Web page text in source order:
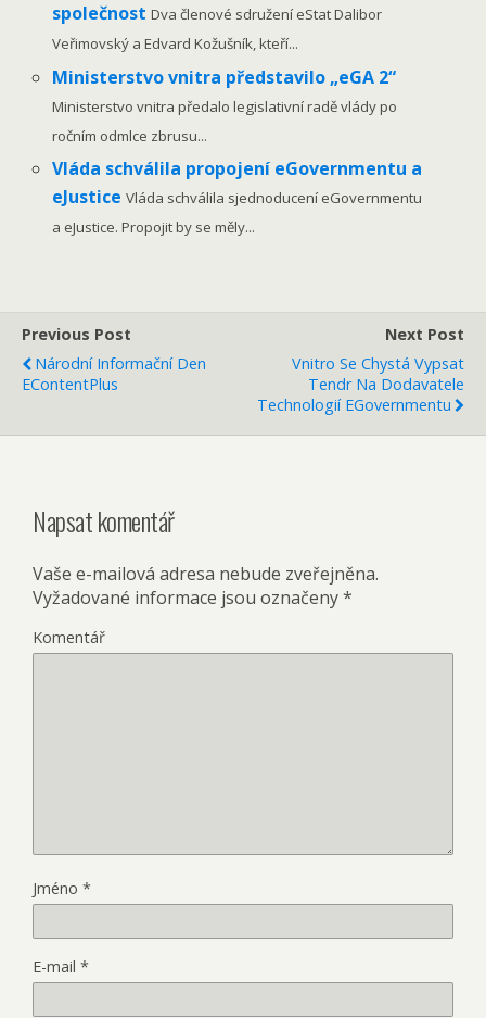
společnostDva členové sdružení eStat Dalibor
Veřimovský a Edvard Kožušník, kteří...
Ministerstvo vnitra představilo „eGA 2“
Ministerstvo vnitra předalo legislativní radě vlády po
ročním odmlce zbrusu...
Vláda schválila propojení eGovernmentu a
eJusticeVláda schválila sjednoducení eGovernmentu
a eJustice. Propojit by se měly...
Previous Post
Národní Informační Den
EContentPlus
Next Post
Vnitro Se Chystá Vypsat
Tendr Na Dodavatele
Technologií EGovernmentu
Napsat komentář
Vaše e-mailová adresa nebude zveřejněna.
Vyžadované informace jsou označeny*
Komentář
Jméno *
E-mail *